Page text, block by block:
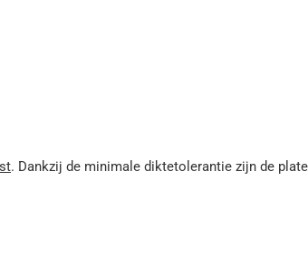
. Dankzij de minimale diktetolerantie zijn de